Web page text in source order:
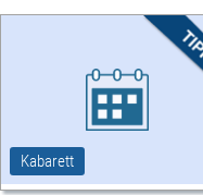
Kabarett